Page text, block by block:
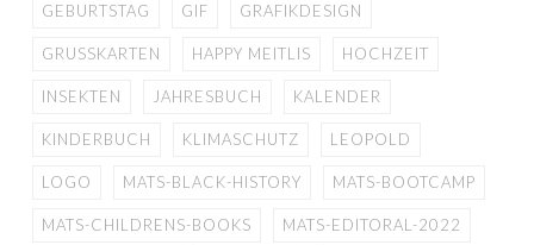
GEBURTSTAG GIF GRAFIKDESIGN
GRUSSKARTEN HAPPY MEITLIS HOCHZEIT
INSEKTEN JAHRESBUCH KALENDER
KINDERBUCH KLIMASCHUTZ LEOPOLD
LOGO MATS-BLACK-HISTORY MATS-BOOTCAMP
MATS-CHILDRENS-BOOKS MATS-EDITORAL-2022